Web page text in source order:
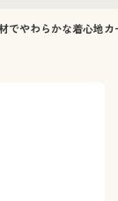
寝具・インテリア・
カーテン・ラグ・フ
でやわらかな着心地